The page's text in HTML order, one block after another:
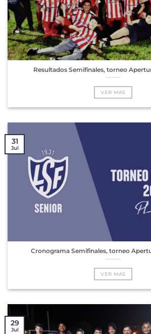
Resultados Semifinales, torneo
VER MAS
Cronograma Semifinales, torneo
VER MAS
31
Jul
29
Jul